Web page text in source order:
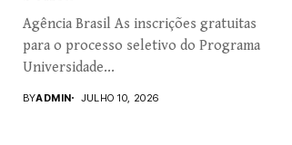
Agência Brasil As inscrições gratuitas
para o processo seletivo do Programa
Universidade...
BYADMIN JULHO 10, 2026